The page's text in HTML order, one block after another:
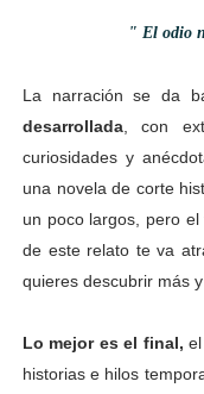
" El odio
La narración se da
desarrollada, con
curiosidades y
una novela de corte
un poco largos, pero
de este relato te va
quieres descubrir más y
Lo mejor es el final,
historias e hilos